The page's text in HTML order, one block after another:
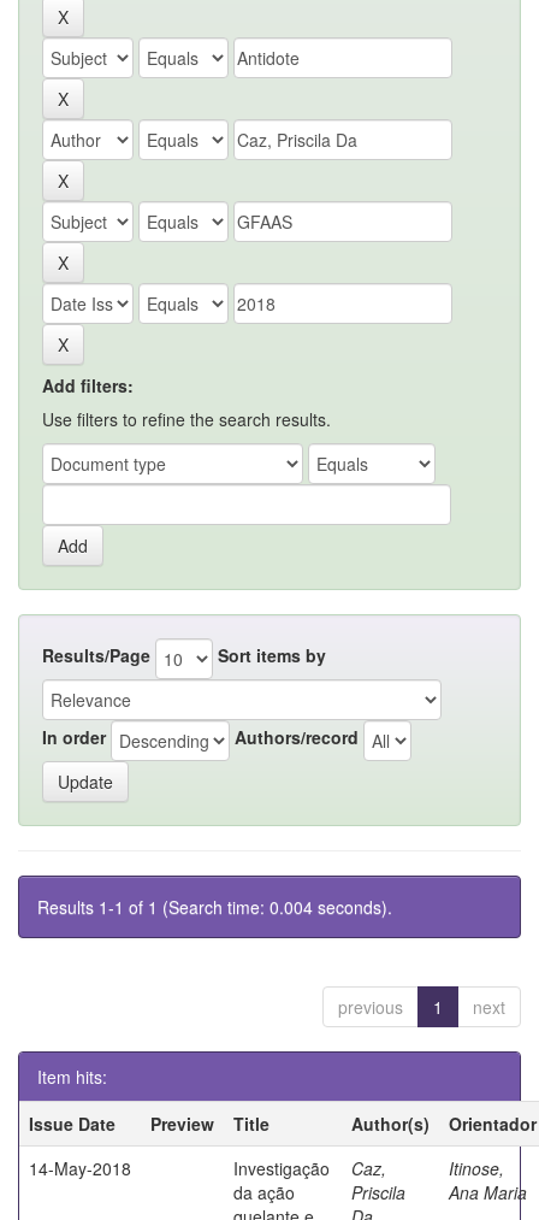
Add filters:
Use filters to refine the search results.
Results/Page Sort items by
In order Authors/record
Results 1-1 of 1 (Search time: 0.004 seconds).
previous 1 next
Item hits:
Issue Date
Preview Title Author(s)
Orientador
14-May-2018
Investigação
da ação
Caz,
Priscila
Itinose,
Ana Maria